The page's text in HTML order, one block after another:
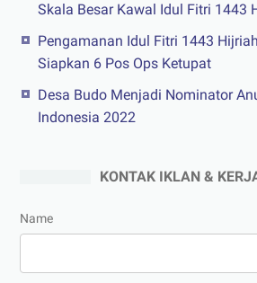
Skala Besar Kawal Idul Fitri 1443
Pengamanan Idul Fitri 1443
Siapkan 6 Pos Ops Ketupat
Desa Budo Menjadi Nominator
Indonesia 2022
KONTAK IKLAN &
Name